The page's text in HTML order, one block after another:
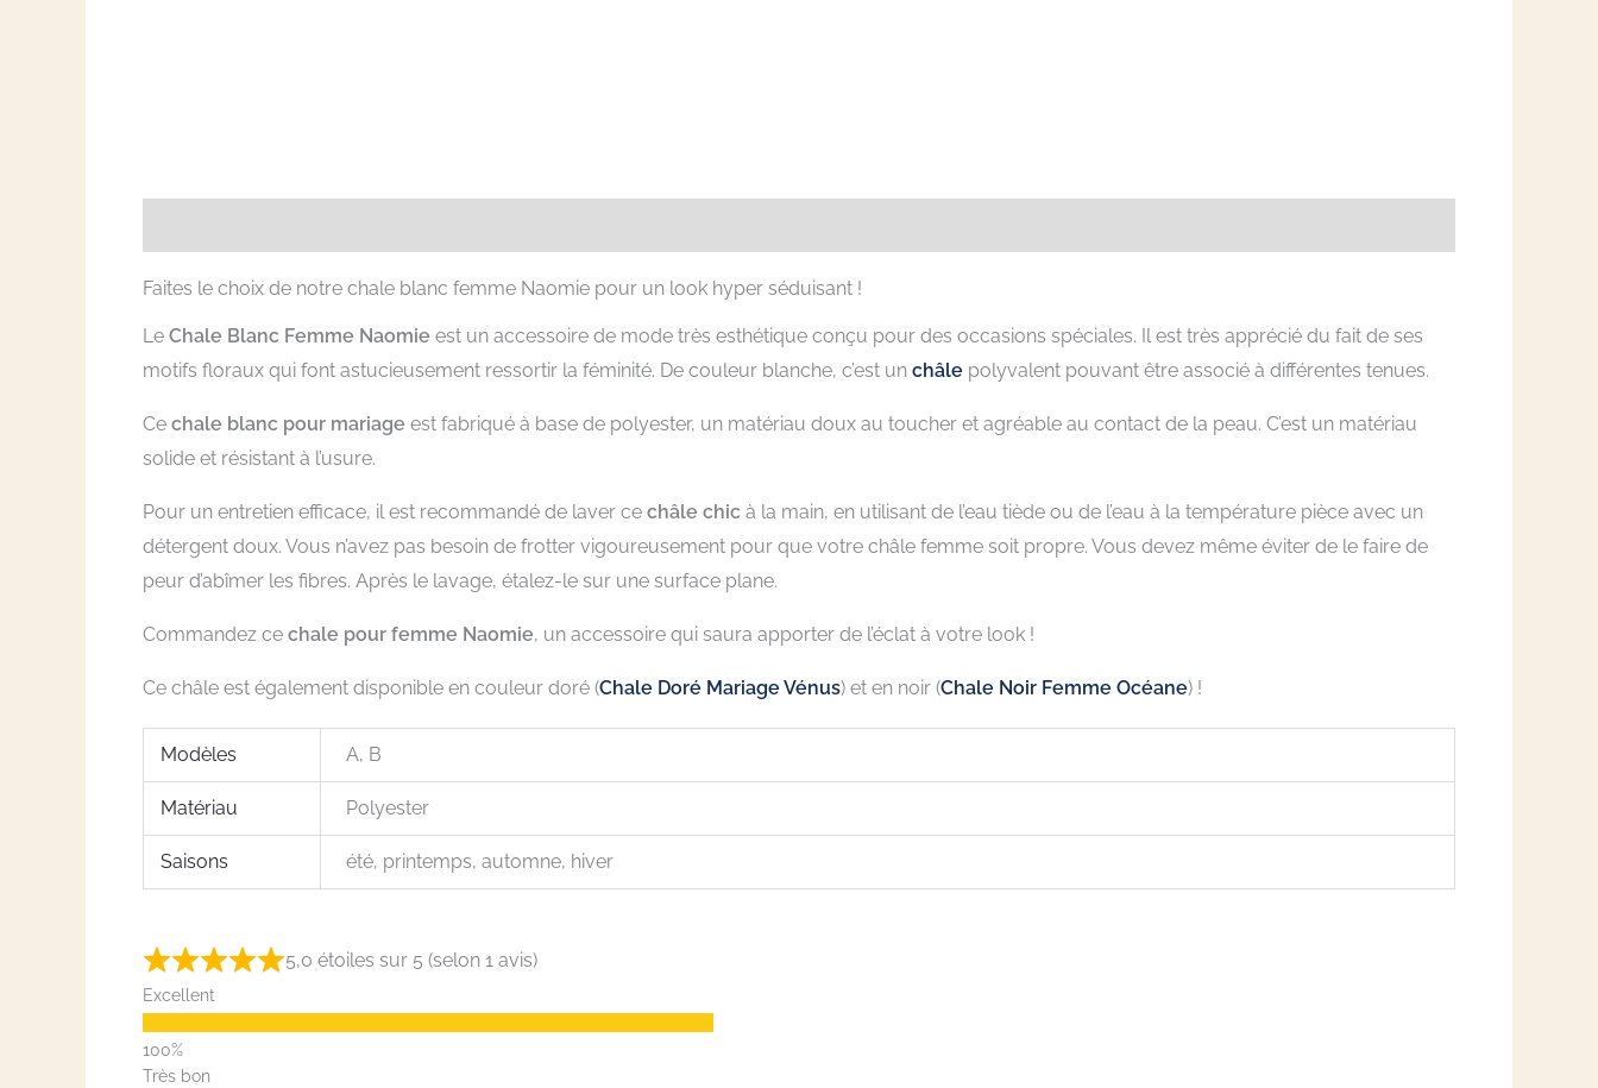
Faites le choix de notre chale blanc femme Naomie pour un look hyper séduisant !
Le Chale Blanc Femme Naomie est un accessoire de mode très esthétique conçu pour des occasions spéciales. Il est très apprécié du fait de ses
motifs floraux qui font astucieusement ressortir la féminité. De couleur blanche, c’est un châle polyvalent pouvant être associé à différentes tenues.
Ce chale blanc pour mariage est fabriqué à base de polyester, un matériau doux au toucher et agréable au contact de la peau. C’est un matériau
solide et résistant à l’usure.
Pour un entretien efficace, il est recommandé de laver ce châle chic à la main, en utilisant de l’eau tiède ou de l’eau à la température pièce avec un
détergent doux. Vous n’avez pas besoin de frotter vigoureusement pour que votre châle femme soit propre. Vous devez même éviter de le faire de
peur d’abîmer les fibres. Après le lavage, étalez-le sur une surface plane.
Commandez ce chale pour femme Naomie, un accessoire qui saura apporter de l’éclat à votre look !
Ce châle est également disponible en couleur doré (Chale Doré Mariage Vénus) et en noir (Chale Noir Femme Océane) !
Modèles A, B
Matériau Polyester
Saisons été, printemps, automne, hiver
5,0 étoiles sur 5 (selon 1 avis)
Excellent
Très bon